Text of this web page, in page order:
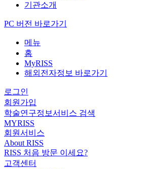
기관소개
PC 버전 바로가기
메뉴
홈
MyRISS
해외전자정보 바로가기
로그인
회원가입
학술연구정보서비스 검색
MYRISS
회원서비스
About RISS
RISS 처음 방문 이세요?
고객센터